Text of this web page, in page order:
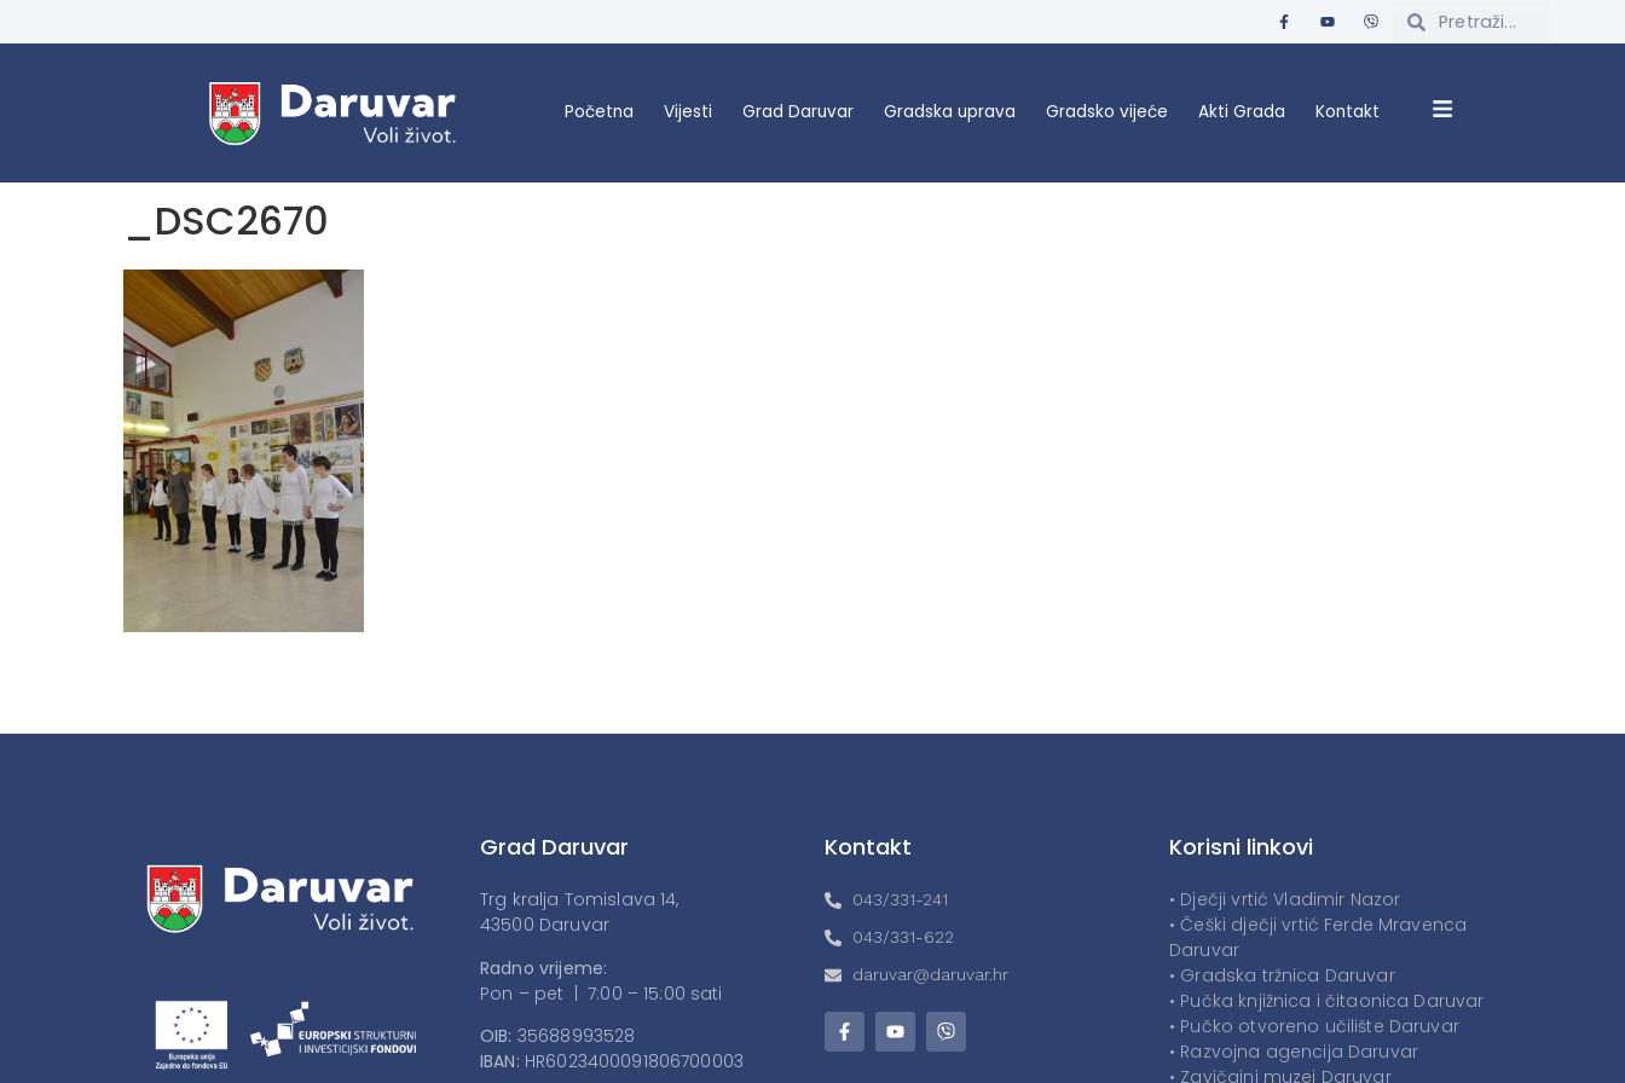
Početna Vijesti Grad Daruvar Gradska uprava Gradsko vijeće Akti Grada Kontakt
_DSC2670
Grad Daruvar
Trg kralja Tomislava 14,
43500 Daruvar
Radno vrijeme:
Pon – pet | 7:00 – 15:00 sati
OIB: 35688993528
IBAN: HR6023400091806700003
Kontakt
043/331-241
043/331-622
daruvar@daruvar.hr
Korisni linkovi
• Dječji vrtić Vladimir Nazor
• Češki dječji vrtić Ferde Mravenca
Daruvar
• Gradska tržnica Daruvar
• Pučka knjižnica i čitaonica Daruvar
• Pučko otvoreno učilište Daruvar
• Razvojna agencija Daruvar
• Zavičajni muzej Daruvar